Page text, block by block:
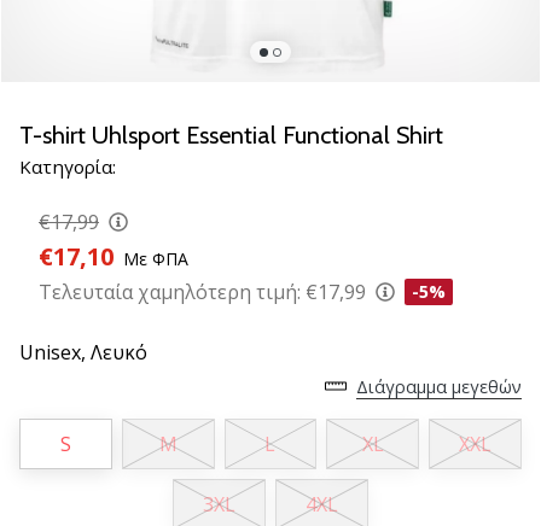
Accelerate
SQD
Ανακάλυψε
τις
τεχνικές
και
μάθε
αξίζει…
T-shirt Uhlsport Essential Functional Shirt
Κατηγορία:
€17,99
€17,10 Με ΦΠΑ
Τελευταία χαμηλότερη τιμή: €17,99 -5%
Unisex, Λευκό
Διάγραμμα μεγεθών
S M L XL XXL
3XL 4XL